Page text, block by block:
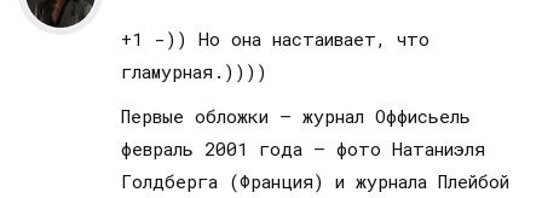
+1 -)) Но она настаивает, что
гламурная.))))
Первые обложки – журнал Оффисьель
февраль 2001 года – фото Натаниэля
Голдберга (Франция) и журнала Плейбой